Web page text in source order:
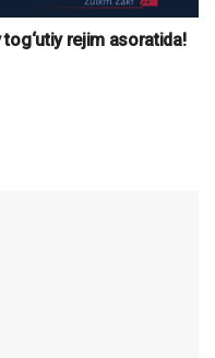
rejim asoratida!